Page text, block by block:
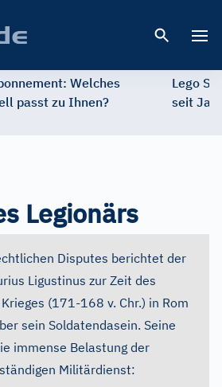
Welches
passt zu Ihnen?
Lego
seit
Legionärs
Disputes berichtet der
Ligustinus zur Zeit des
(171-168 v. Chr.) in Rom
sein Soldatendasein. Seine
immense Belastung der
Militärdienst: